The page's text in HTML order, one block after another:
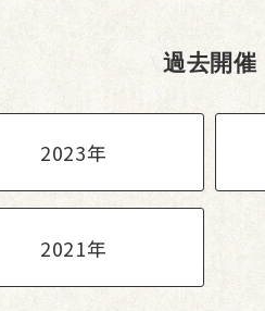
過去開催
2023年
2021年